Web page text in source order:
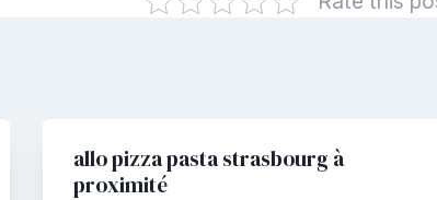
allo pizza pasta strasbourg à
proximité